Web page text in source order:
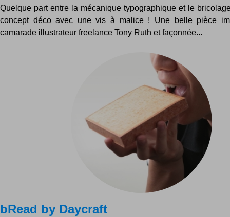
Quelque part entre la mécanique typographique et le
concept déco avec une vis à malice ! Une belle pièce
camarade illustrateur freelance Tony Ruth et façonnée...
bRead by Daycraft